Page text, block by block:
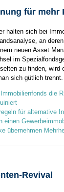
für mehr
halten sich bei
an
neuen Asset
im
zu finden, wird
sich gütlich trennt.
die
für alternative
einen
übernehmen
Revival